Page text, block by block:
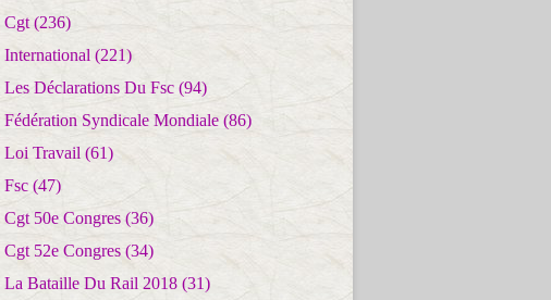
Cgt (236)
International (221)
Les Déclarations Du Fsc (94)
Fédération Syndicale Mondiale (86)
Loi Travail (61)
Fsc (47)
Cgt 50e Congres (36)
Cgt 52e Congres (34)
La Bataille Du Rail 2018 (31)